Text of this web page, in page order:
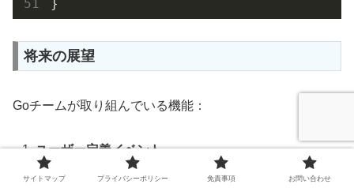
将来の展望
Goチームが取り組んでいる機能：
ユーザー定義イベント
カスタムイベントの記録
サイトマップ プライバシーポリシー 免責事項 お問い合わせ